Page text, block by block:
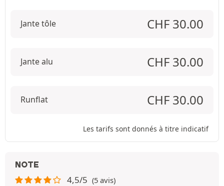
Jante tôle CHF 30.00
Jante alu CHF 30.00
Runflat CHF 30.00
Les tarifs sont donnés à titre indicatif
NOTE
4,5/5 (5 avis)